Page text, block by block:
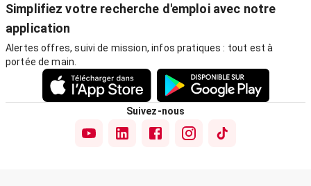
Simplifiez votre recherche d'emploi avec notre
application
Alertes offres, suivi de mission, infos pratiques : tout est à
portée de main.
Suivez-nous